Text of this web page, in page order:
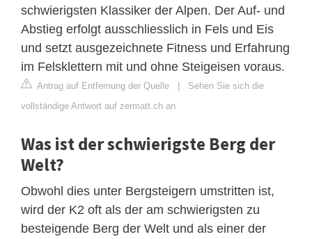
schwierigsten Klassiker der Alpen. Der Auf- und
Abstieg erfolgt ausschliesslich in Fels und Eis
und setzt ausgezeichnete Fitness und Erfahrung
im Felsklettern mit und ohne Steigeisen voraus.
Antrag auf Entfernung der Quelle | Sehen Sie sich die
vollständige Antwort auf zermatt.ch an
Was ist der schwierigste Berg der
Welt?
Obwohl dies unter Bergsteigern umstritten ist,
wird der K2 oft als der am schwierigsten zu
besteigende Berg der Welt und als einer der